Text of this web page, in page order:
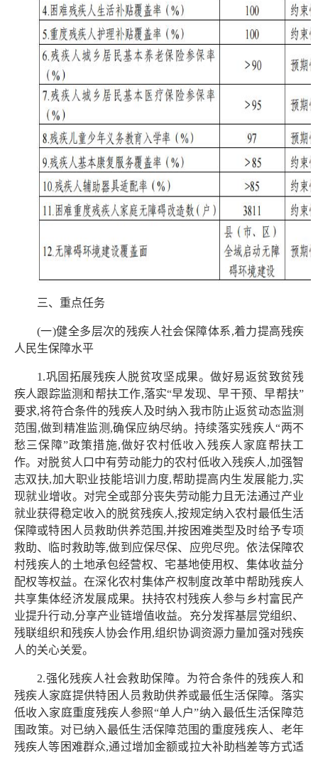
三、重点任务
(一)健全多层次的残疾人社会保障体系,着力提高残疾
人民生保障水平
1.巩固拓展残疾人脱贫攻坚成果。做好易返贫致贫残
疾人跟踪监测和帮扶工作,落实“早发现、早干预、早帮扶”
要求,将符合条件的残疾人及时纳入我市防止返贫动态监测
范围,做到精准监测,确保应纳尽纳。持续落实残疾人“两不
愁三保障”政策措施,做好农村低收入残疾人家庭帮扶工
作。对脱贫人口中有劳动能力的农村低收入残疾人,加强智
志双扶,加大职业技能培训力度,帮助提高内生发展能力,实
现就业增收。对完全或部分丧失劳动能力且无法通过产业
就业获得稳定收入的脱贫残疾人,按规定纳入农村最低生活
保障或特困人员救助供养范围,并按困难类型及时给予专项
救助、临时救助等,做到应保尽保、应兜尽兜。依法保障农
村残疾人的土地承包经营权、宅基地使用权、集体收益分
配权等权益。在深化农村集体产权制度改革中帮助残疾人
共享集体经济发展成果。扶持农村残疾人参与乡村富民产
业提升行动,分享产业链增值收益。充分发挥基层党组织、
残联组织和残疾人协会作用,组织协调资源力量加强对残疾
人的关心关爱。
2.强化残疾人社会救助保障。为符合条件的残疾人和
残疾人家庭提供特困人员救助供养或最低生活保障。落实
低收入家庭重度残疾人参照“单人户”纳入最低生活保障范
围政策。对已纳入最低生活保障范围的重度残疾人、老年
残疾人等困难群众,通过增加金额或拉大补助档差等方式适